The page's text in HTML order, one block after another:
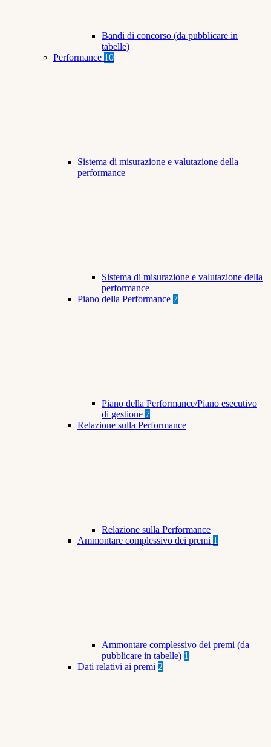
Bandi di concorso (da pubblicare in
tabelle)
Performance 10
Sistema di misurazione e valutazione della
performance
Sistema di misurazione e valutazione della
performance
Piano della Performance 7
Piano della Performance/Piano esecutivo
di gestione 7
Relazione sulla Performance
Relazione sulla Performance
Ammontare complessivo dei premi 1
Ammontare complessivo dei premi (da
pubblicare in tabelle) 1
Dati relativi ai premi 2